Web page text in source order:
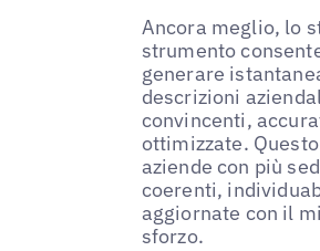
Ancora meglio, lo
strumento
generare
descrizioni
convincenti,
ottimizzate.
aziende con più
coerenti,
aggiornate con il
sforzo.